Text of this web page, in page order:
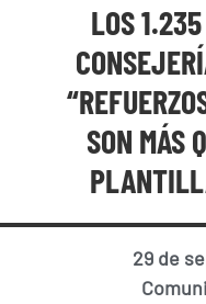
LOS
SON MÁS
29 de